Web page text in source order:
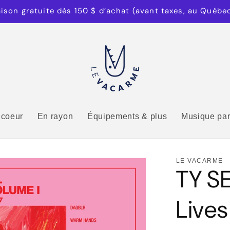
gratuite dès 150 $ d’achat (avant taxes, au
En rayon Équipements & plus Musique
LE VACARME
TY